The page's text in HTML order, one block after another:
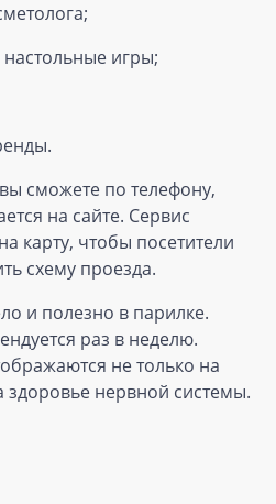
игры;
сможете по телефону,
на сайте. Сервис
карту, чтобы посетители
схему проезда.
и полезно в парилке.
раз в неделю.
не только на
здоровье нервной системы.